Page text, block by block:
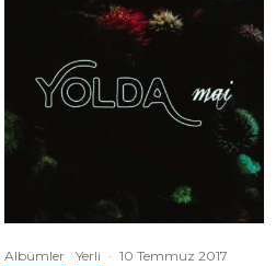
Albümler Yerli · 10 Temmuz 2017